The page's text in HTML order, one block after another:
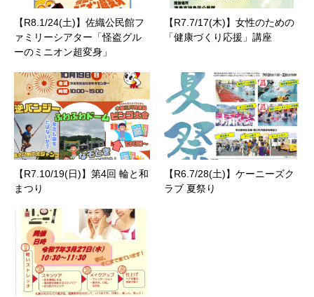
【R8.1/24(土)】佐織公民館フ
ァミリーシアター「怪盗グル
ーのミニオン超変身」
【R7.7/17(木)】女性のための
「健康づくり応援」講座
【R7.10/19(日)】第4回 輪と和
まつり
【R6.7/28(土)】ケーニーズク
ラブ 夏祭り